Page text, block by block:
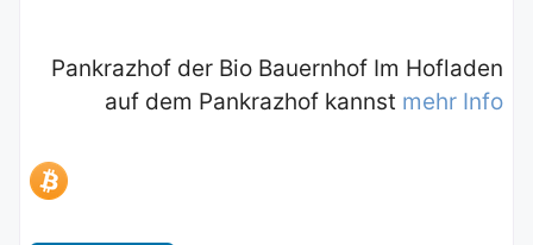
Pankrazhof der Bio Bauernhof Im Hofladen
auf dem Pankrazhof kannst mehr Info